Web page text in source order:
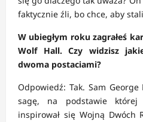
faktycznie źli, bo chce, aby
W ubiegłym roku zagrałeś
Wolf Hall. Czy widzisz
dwoma postaciami?
Odpowiedź: Tak. Sam
sagę, na podstawie
inspirował się Wojną Dwóch